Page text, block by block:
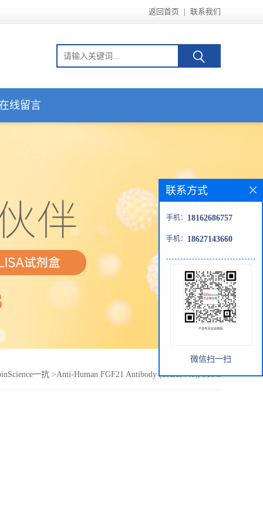
返回首页 | 联系我们
线留言
一抗 >Anti-Human FGF21 Antibody (SAA0440), FITC
联系方式
手机： 18162686757
手机： 18627143660
微信扫一扫